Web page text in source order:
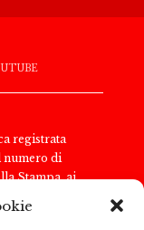
registrata
numero di
Stampa, ai